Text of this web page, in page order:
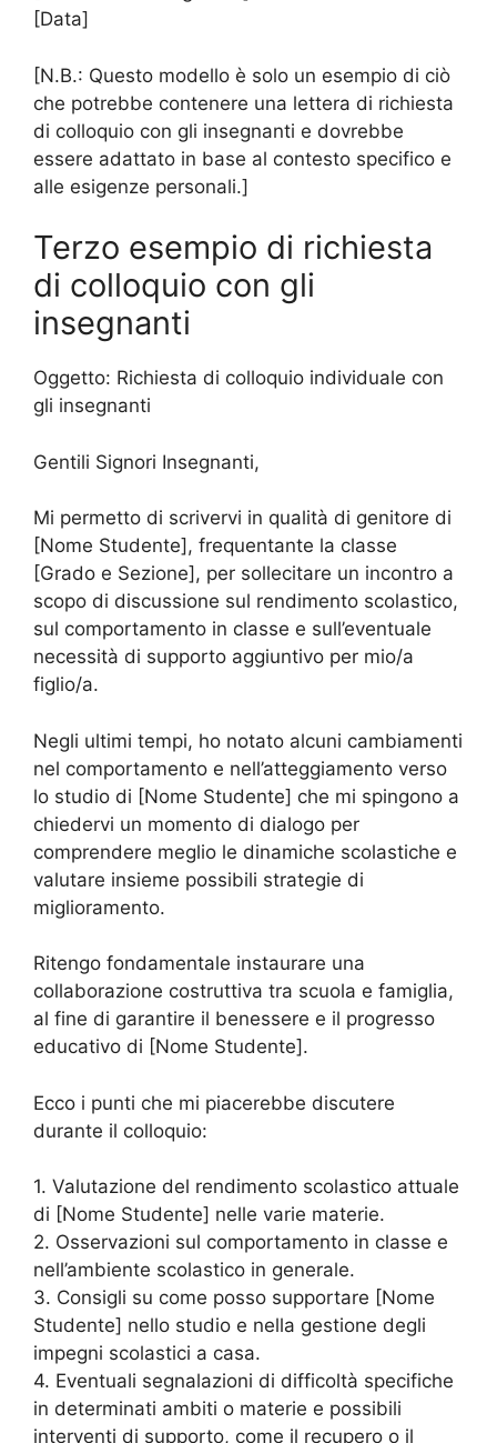
[Data]
[N.B.: Questo modello è solo un esempio di ciò
che potrebbe contenere una lettera di richiesta
di colloquio con gli insegnanti e dovrebbe
essere adattato in base al contesto specifico e
alle esigenze personali.]
Terzo esempio di richiesta
di colloquio con gli
insegnanti
Oggetto: Richiesta di colloquio individuale con
gli insegnanti
Gentili Signori Insegnanti,
Mi permetto di scrivervi in qualità di genitore di
[Nome Studente], frequentante la classe
[Grado e Sezione], per sollecitare un incontro a
scopo di discussione sul rendimento scolastico,
sul comportamento in classe e sull’eventuale
necessità di supporto aggiuntivo per mio/a
figlio/a.
Negli ultimi tempi, ho notato alcuni cambiamenti
nel comportamento e nell’atteggiamento verso
lo studio di [Nome Studente] che mi spingono a
chiedervi un momento di dialogo per
comprendere meglio le dinamiche scolastiche e
valutare insieme possibili strategie di
miglioramento.
Ritengo fondamentale instaurare una
collaborazione costruttiva tra scuola e famiglia,
al fine di garantire il benessere e il progresso
educativo di [Nome Studente].
Ecco i punti che mi piacerebbe discutere
durante il colloquio:
1. Valutazione del rendimento scolastico attuale
di [Nome Studente] nelle varie materie.
2. Osservazioni sul comportamento in classe e
nell’ambiente scolastico in generale.
3. Consigli su come posso supportare [Nome
Studente] nello studio e nella gestione degli
impegni scolastici a casa.
4. Eventuali segnalazioni di difficoltà specifiche
in determinati ambiti o materie e possibili
interventi di supporto, come il recupero o il